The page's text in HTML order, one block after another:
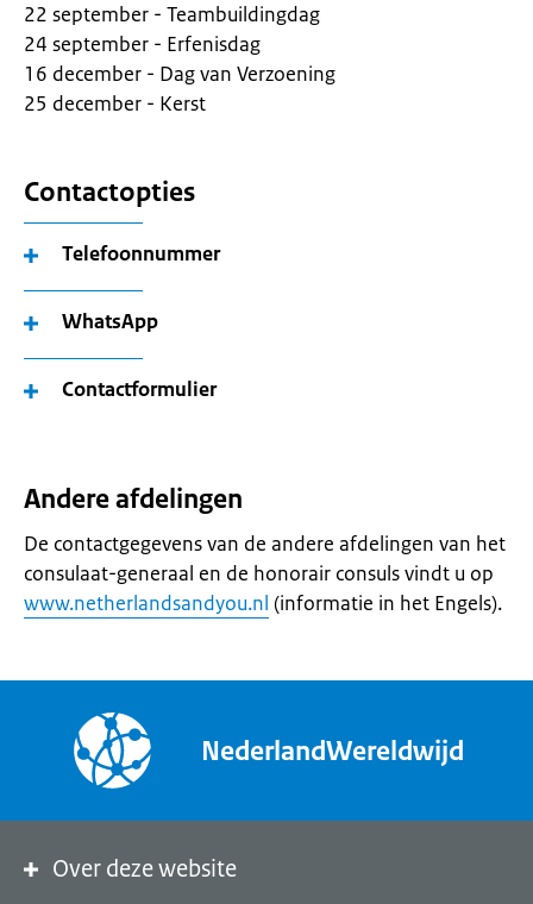
22 september - Teambuildingdag
24 september - Erfenisdag
16 december - Dag van Verzoening
25 december - Kerst
Contactopties
Telefoonnummer
WhatsApp
Contactformulier
Andere afdelingen
De contactgegevens van de andere afdelingen van het
consulaat-generaal en de honorair consuls vindt u op
www.netherlandsandyou.nl (informatie in het Engels).
NederlandWereldwijd
Over deze website